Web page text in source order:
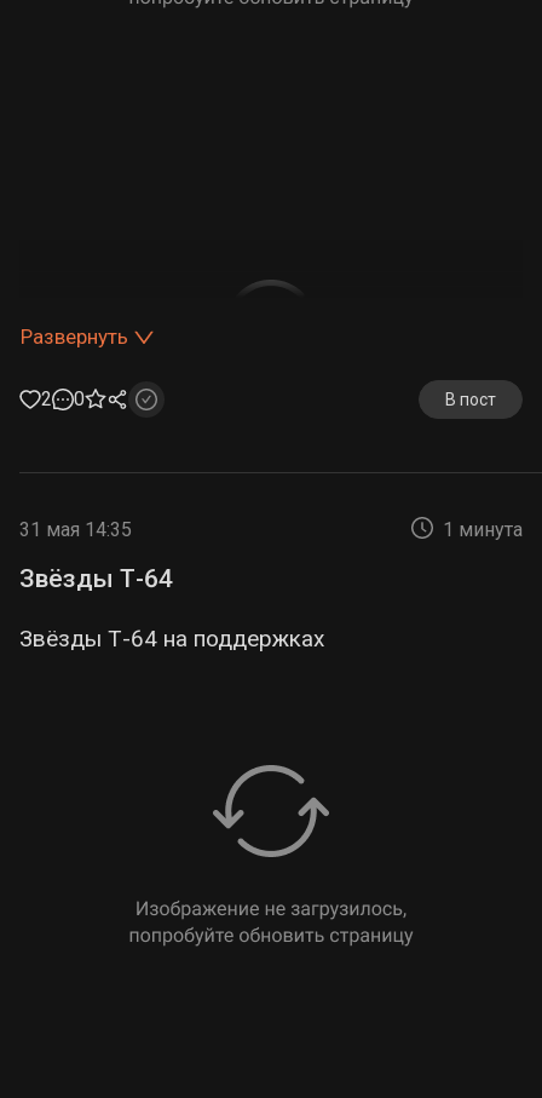
zvezda_mtlb.stl
Развернуть
2 0 В пост
31 мая 14:35 1 минута
Звёзды Т-64
Звёзды Т-64 на поддержках